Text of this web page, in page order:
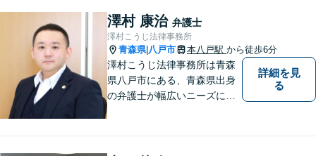
澤村 康治 弁護士
澤村こうじ法律事務所
青森県| 八戸市 本八戸駅 から徒歩6分
澤村こうじ法律事務所は青森
県八戸市にある、青森県出身
の弁護士が幅広いニーズにお
詳細を見
る